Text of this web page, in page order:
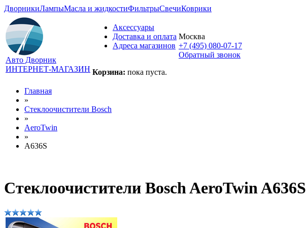
ДворникиЛампыМасла и жидкостиФильтрыСвечиКоврики
Авто Дворник
ИНТЕРНЕТ-МАГАЗИН
Аксессуары
Доставка и оплата
Адреса магазинов
Корзина: пока пуста.
Москва
+7 (495) 080-07-17
Обратный звонок
Главная
»
Стеклоочистители Bosch
»
AeroTwin
»
A636S
Стеклоочистители Bosch AeroTwin A636S